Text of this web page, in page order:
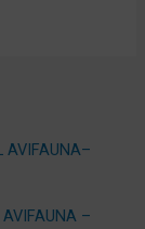
AVIFAUNA–
AVIFAUNA –